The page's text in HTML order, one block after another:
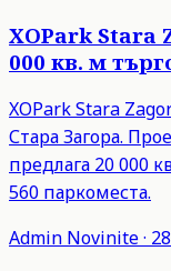
XOPark Stara
000 кв. м
XOPark Stara
Стара Загора.
предлага 20 000
560 паркоместа.
Admin Novinite·